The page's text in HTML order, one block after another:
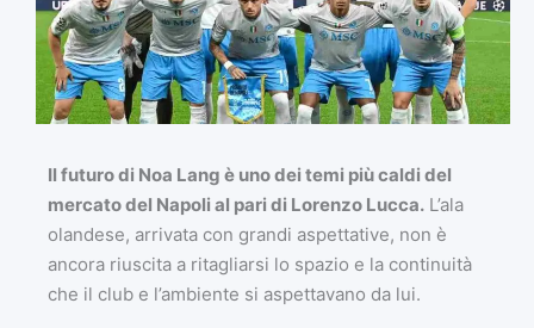
Il futuro di Noa Lang è uno dei temi più caldi del
mercato del Napoli al pari di Lorenzo Lucca. L’ala
olandese, arrivata con grandi aspettative, non è
ancora riuscita a ritagliarsi lo spazio e la continuità
che il club e l’ambiente si aspettavano da lui.